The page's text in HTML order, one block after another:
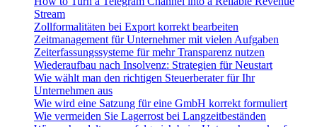
Stream
Zollformalitäten bei Export korrekt bearbeiten
Zeitmanagement für Unternehmer mit vielen Aufgaben
Zeiterfassungssysteme für mehr Transparenz nutzen
Wiederaufbau nach Insolvenz: Strategien für Neustart
Wie wählt man den richtigen Steuerberater für Ihr
Unternehmen aus
Wie wird eine Satzung für eine GmbH korrekt formuliert
Wie vermeiden Sie Lagerrost bei Langzeitbeständen